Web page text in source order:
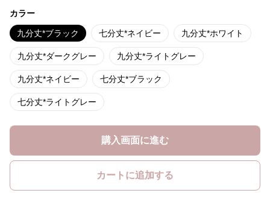
カラー
九分丈*ブラック 七分丈*ネイビー 九分丈*ホワイト
九分丈*ダークグレー 九分丈*ライトグレー
九分丈*ネイビー 七分丈*ブラック
七分丈*ライトグレー
購入画面に進む
カートに追加する